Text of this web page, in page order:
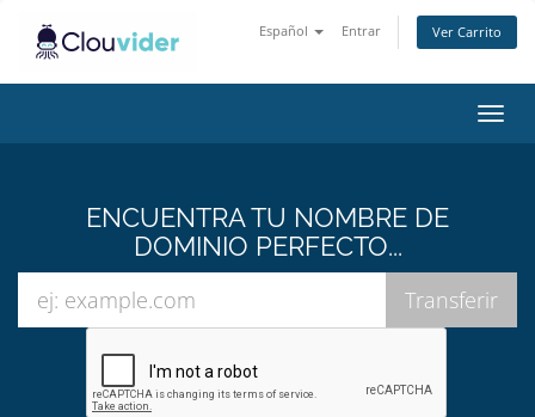
Español Entrar Ver Carrito
ENCUENTRA TU NOMBRE DE
DOMINIO PERFECTO...